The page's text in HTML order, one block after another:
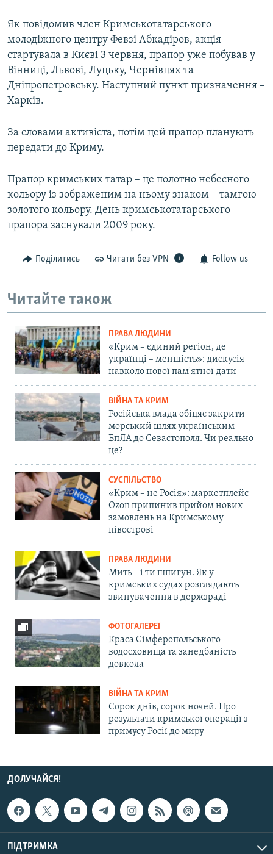
Як повідомив член Кримськотатарського
молодіжного центру Февзі Абкадіров, акція
стартувала в Києві 3 червня, прапор уже побував у
Вінниці, Львові, Луцьку, Чернівцях та
Дніпропетровську. Наступний пункт призначення –
Харків.
За словами активіста, потім цей прапор планують
передати до Криму.
Прапор кримських татар – це полотно небесного
кольору із зображеним на ньому знаком – тамгою –
золотого кольору. День кримськотатарського
прапора заснували 2009 року.
Поділитись Читати без VPN Follow us
Читайте також
ПРАВА ЛЮДИНИ
«Крим – єдиний регіон, де
українці – меншість»: дискусія
навколо нової пам'ятної дати
ВІЙНА ТА КРИМ
Російська влада обіцяє закрити
морський шлях українським
БпЛА до Севастополя. Чи реально
це?
СУСПІЛЬСТВО
«Крим – не Росія»: маркетплейс
Ozon припинив прийом нових
замовлень на Кримському
півострові
ПРАВА ЛЮДИНИ
Мить – і ти шпигун. Як у
кримських судах розглядають
звинувачення в держзраді
ФОТОГАЛЕРЕЇ
Краса Сімферопольського
водосховища та занедбаність
довкола
ВІЙНА ТА КРИМ
Сорок днів, сорок ночей. Про
результати кримської операції з
примусу Росії до миру
ДОЛУЧАЙСЯ!
ПІДТРИМКА